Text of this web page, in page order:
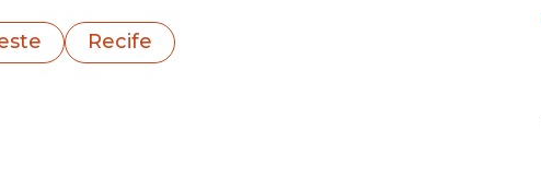
deve permanecer estável.
ao longo do dia”, destacou a agência em
Recife